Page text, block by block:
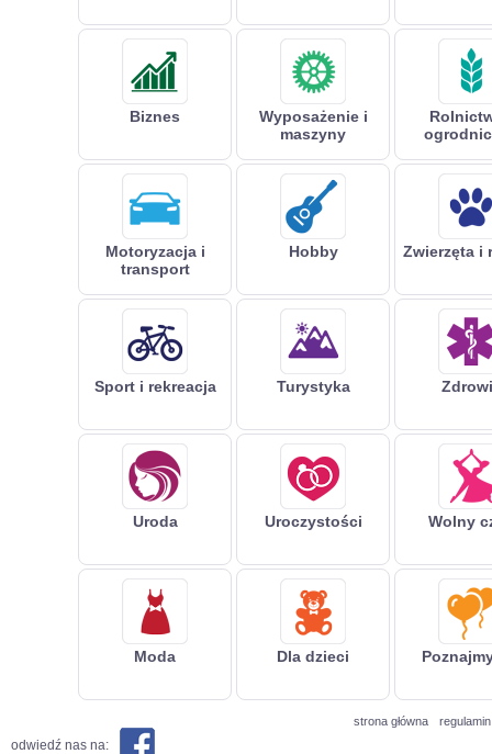
Biznes
Wyposażenie i
maszyny
Motoryzacja i
transport
Hobby Zwierzęta i
Sport i rekreacja Turystyka
Uroda Uroczystości Wolny
Moda Dla dzieci
strona główna regulamin
odwiedź nas na: